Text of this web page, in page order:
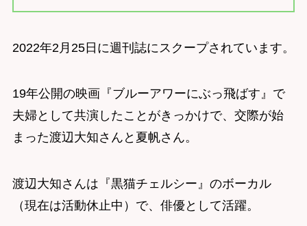
2022年2月25日に週刊誌にスクープされています。
19年公開の映画『ブルーアワーにぶっ飛ばす』で
夫婦として共演したことがきっかけで、交際が始
まった渡辺大知さんと夏帆さん。
渡辺大知さんは『黒猫チェルシー』のボーカル
（現在は活動休止中）で、俳優として活躍。